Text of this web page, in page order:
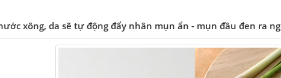
xông, da sẽ tự động đẩy nhân mụn ẩn - mụn đầu đen ra